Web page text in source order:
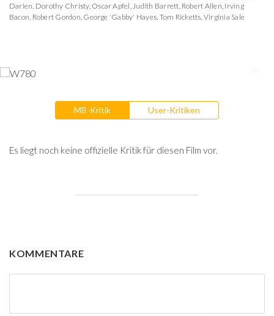
Darien, Dorothy Christy, Oscar Apfel,Judith Barrett, Robert Allen, Irving
Bacon, Robert Gordon, George 'Gabby' Hayes, Tom Ricketts, Virginia Sale
MB-Kritik User-Kritiken
Es liegt noch keine offizielle Kritik für diesen Film vor.
KOMMENTARE